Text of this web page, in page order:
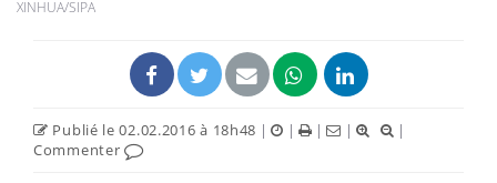
XINHUA/SIPA
Publié le 02.02.2016 à 18h48 | | | |
|
Commenter